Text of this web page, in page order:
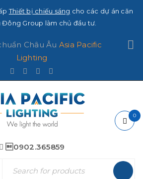
Thiết bị chiếu sáng cho các dự án căn
Đông Group làm chủ đầu tư.
Châu Âu Asia Pacific
Lighting
0902.365859
0